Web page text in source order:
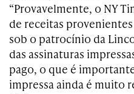
“Provavelmente, o NY
de receitas
sob o patrocínio da
das assinaturas
pago, o que é
impressa ainda é muito